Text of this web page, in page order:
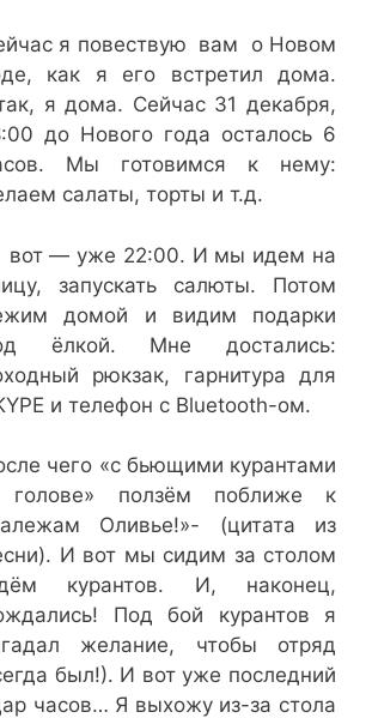
я повествую вам о Новом
как я его встретил дома.
я дома. Сейчас 31 декабря,
до Нового года осталось 6
Мы готовимся к нему:
салаты, торты и т.д.
— уже 22:00. И мы идем на
запускать салюты. Потом
домой и видим подарки
ёлкой. Мне достались:
рюкзак, гарнитура для
и телефон с Bluetooth-ом.
чего «с бьющими курантами
ползём поближе к
Оливье!»- (цитата из
И вот мы сидим за столом
курантов. И, наконец,
Под бой курантов я
желание, чтобы отряд
был!). И вот уже последний
часов… Я выхожу из-за стола